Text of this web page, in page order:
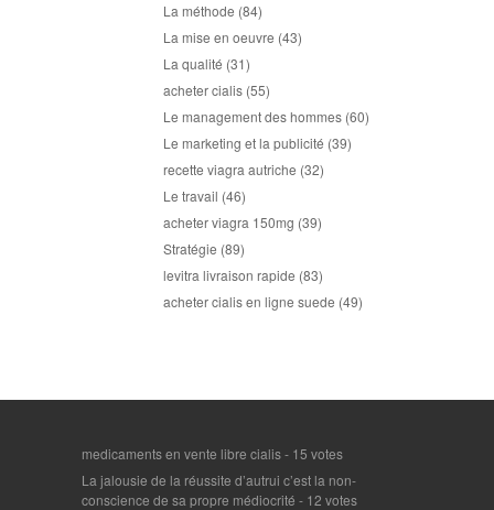
La méthode (84)
La mise en oeuvre (43)
La qualité (31)
acheter cialis (55)
Le management des hommes (60)
Le marketing et la publicité (39)
recette viagra autriche (32)
Le travail (46)
acheter viagra 150mg (39)
Stratégie (89)
levitra livraison rapide (83)
acheter cialis en ligne suede (49)
medicaments en vente libre cialis- 15 votes
La jalousie de la réussite d’autrui c’est la non-
conscience de sa propre médiocrité - 12 votes